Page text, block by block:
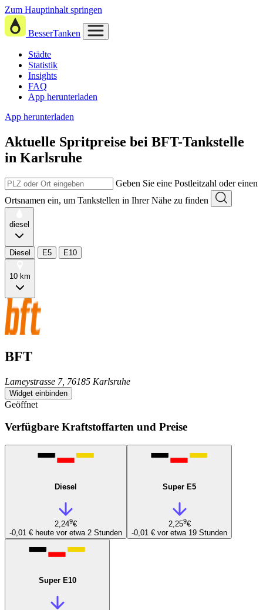
Zum Hauptinhalt springen
BesserTanken
Städte
Statistik
Insights
FAQ
App herunterladen
App herunterladen
Aktuelle Spritpreise bei BFT-Tankstelle
in Karlsruhe
Geben Sie eine Postleitzahl oder einen
Ortsnamen ein, um Tankstellen in Ihrer Nähe zu finden
diesel
Diesel E5 E10
10 km
BFT
Lameystrasse 7, 76185 Karlsruhe
Widget einbinden
Geöffnet
Verfügbare Kraftstoffarten und Preise
Diesel
2,249€
-0,01 € heute vor etwa 2 Stunden
Super E5
2,259€
-0,01 € vor etwa 19 Stunden
Super E10